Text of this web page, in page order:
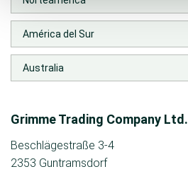
Grimme Trading Company Ltd.
Beschlägestraße 3-4
2353 Guntramsdorf